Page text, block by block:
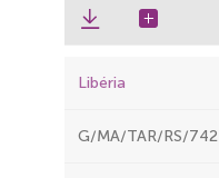
Libéria
G/MA/TAR/RS/742